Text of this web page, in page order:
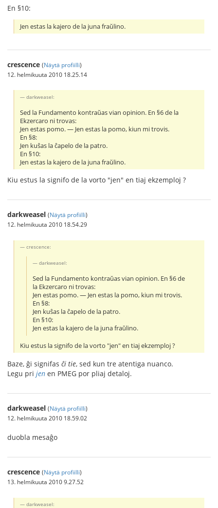
En §10:
Jen estas la kajero de la juna fraŭlino.
crescence (Näytä profiilli)
12. helmikuuta 2010 18.25.14
darkweasel:
Sed la Fundamento kontraŭas vian opinion. En §6 de la
Ekzercaro ni trovas:
Jen estas pomo. ― Jen estas la pomo, kiun mi trovis.
En §8:
Jen kuŝas la ĉapelo de la patro.
En §10:
Jen estas la kajero de la juna fraŭlino.
Kiu estus la signifo de la vorto "jen" en tiaj ekzemploj ?
darkweasel (Näytä profiilli)
12. helmikuuta 2010 18.54.29
crescence:
darkweasel:
Sed la Fundamento kontraŭas vian opinion. En §6 de
la Ekzercaro ni trovas:
Jen estas pomo. ― Jen estas la pomo, kiun mi trovis.
En §8:
Jen kuŝas la ĉapelo de la patro.
En §10:
Jen estas la kajero de la juna fraŭlino.
Kiu estus la signifo de la vorto "jen" en tiaj ekzemploj ?
Baze, ĝi signifas ĉi tie, sed kun tre atentiga nuanco.
Legu pri jen en PMEG por pliaj detaloj.
darkweasel (Näytä profiilli)
12. helmikuuta 2010 18.59.02
duobla mesaĝo
crescence (Näytä profiilli)
13. helmikuuta 2010 9.27.52
darkweasel: